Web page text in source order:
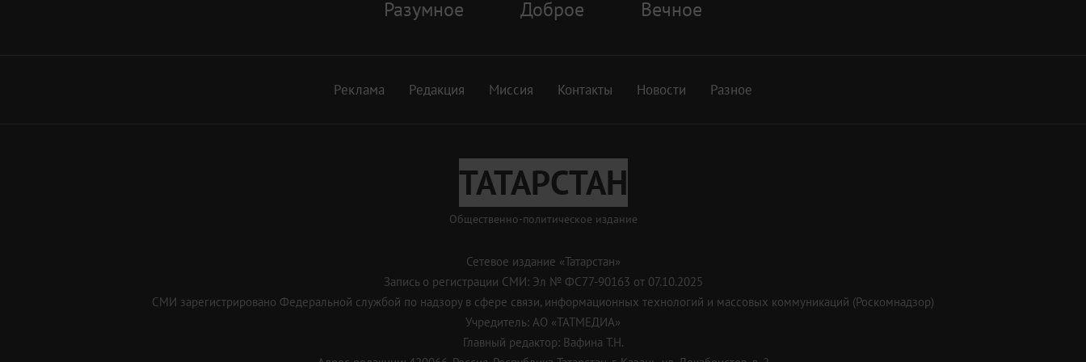
Разумное Доброе Вечное
Реклама Редакция Миссия Контакты Новости Разное
ТАТАРСТАН
Общественно-политическое издание
Сетевое издание «Татарстан»
Запись о регистрации СМИ: Эл № ФС77-90163 от 07.10.2025
СМИ зарегистрировано Федеральной службой по надзору в сфере связи, информационных технологий и массовых коммуникаций (Роскомнадзор)
Учредитель: АО «ТАТМЕДИА»
Главный редактор: Вафина Т.Н.